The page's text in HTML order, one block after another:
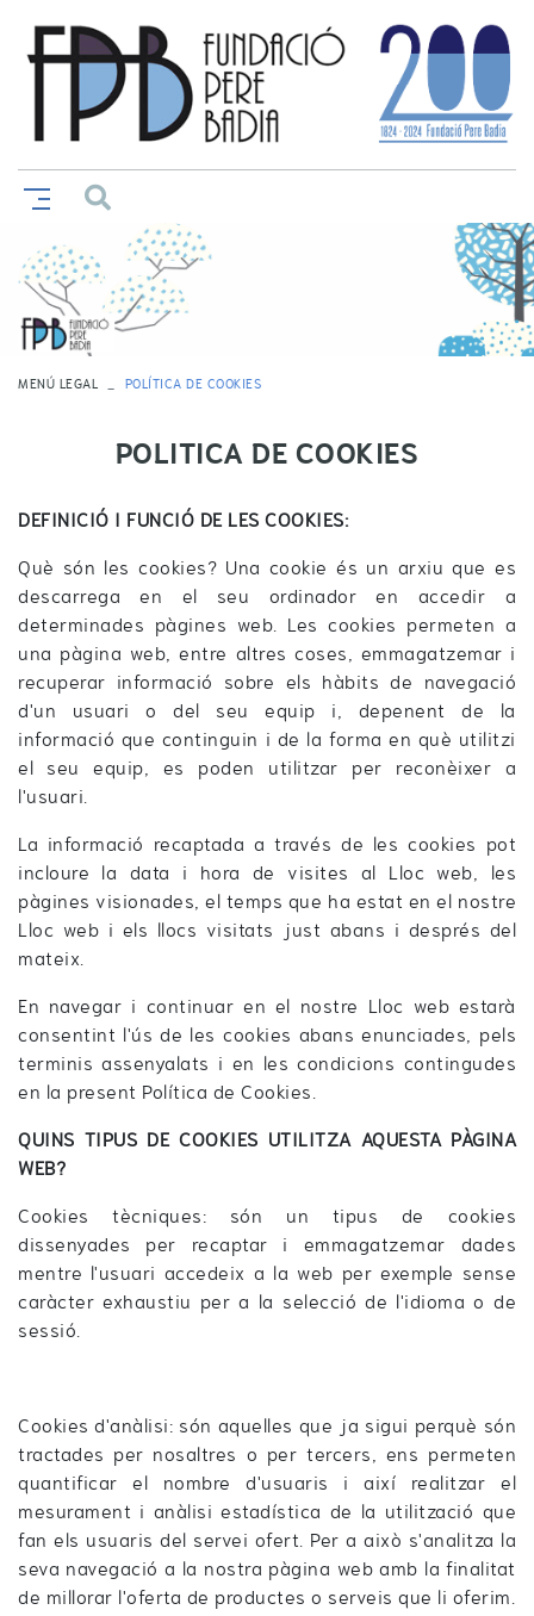
MENÚ LEGAL POLÍTICA DE COOKIES
POLITICA DE COOKIES
DEFINICIÓ I FUNCIÓ DE LES COOKIES:
Què són les cookies? Una cookie és un arxiu que es
descarrega en el seu ordinador en accedir a
determinades pàgines web. Les cookies permeten a
una pàgina web, entre altres coses, emmagatzemar i
recuperar informació sobre els hàbits de navegació
d'un usuari o del seu equip i, depenent de la
informació que continguin i de la forma en què utilitzi
el seu equip, es poden utilitzar per reconèixer a
l'usuari.
La informació recaptada a través de les cookies pot
incloure la data i hora de visites al Lloc web, les
pàgines visionades, el temps que ha estat en el nostre
Lloc web i els llocs visitats just abans i després del
mateix.
En navegar i continuar en el nostre Lloc web estarà
consentint l'ús de les cookies abans enunciades, pels
terminis assenyalats i en les condicions contingudes
en la present Política de Cookies.
QUINS TIPUS DE COOKIES UTILITZA AQUESTA PÀGINA
WEB?
Cookies tècniques: són un tipus de cookies
dissenyades per recaptar i emmagatzemar dades
mentre l'usuari accedeix a la web per exemple sense
caràcter exhaustiu per a la selecció de l'idioma o de
sessió.
Cookies d'anàlisi: són aquelles que ja sigui perquè són
tractades per nosaltres o per tercers, ens permeten
quantificar el nombre d'usuaris i així realitzar el
mesurament i anàlisi estadística de la utilització que
fan els usuaris del servei ofert. Per a això s'analitza la
seva navegació a la nostra pàgina web amb la finalitat
de millorar l'oferta de productes o serveis que li oferim.